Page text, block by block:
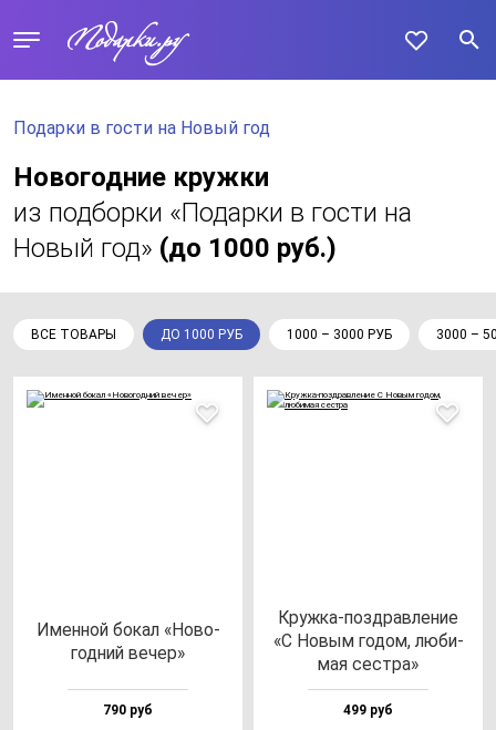
Подарки в гости на Новый год
Новогодние кружки
из подборки «Подарки в гости на
Новый год» (до 1000 руб.)
ВСЕ ТОВАРЫ ДО 1000 РУБ 1000 – 3000 РУБ 3000 –
Имен­ной бо­кал «Ново­
год­ний ве­чер»
790 руб
Круж­ка-поз­драв­ле­ние
«С Новым го­дом, лю­би­
мая сес­тра»
499 руб